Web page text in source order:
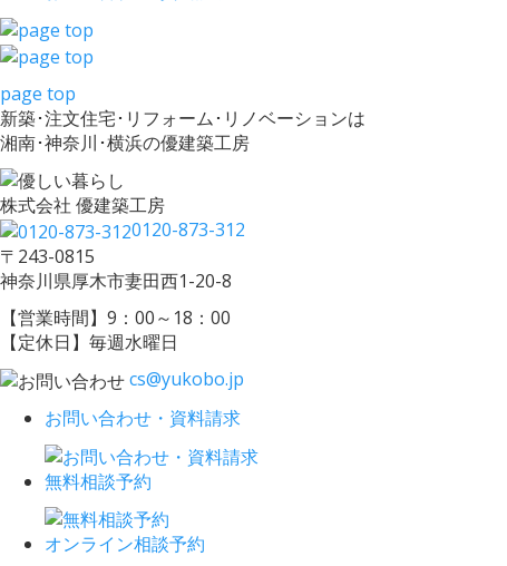
page top
新築･注文住宅･リフォーム･リノベーションは
湘南･神奈川･横浜の優建築工房
株式会社 優建築工房
0120-873-312
〒243-0815
神奈川県厚木市妻田西1-20-8
【営業時間】9：00～18：00
【定休日】毎週水曜日
cs@yukobo.jp
お問い合わせ・資料請求
無料相談予約
オンライン相談予約